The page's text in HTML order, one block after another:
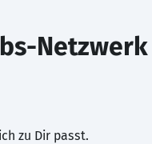
Netzwerk
zu Dir passt.